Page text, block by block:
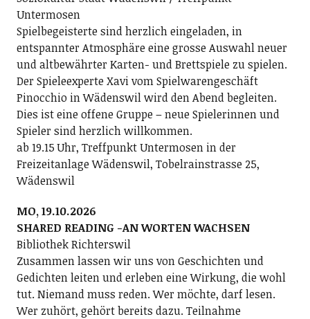
Untermosen
Spielbegeisterte sind herzlich eingeladen, in
entspannter Atmosphäre eine grosse Auswahl neuer
und altbewährter Karten- und Brettspiele zu spielen.
Der Spieleexperte Xavi vom Spielwarengeschäft
Pinocchio in Wädenswil wird den Abend begleiten.
Dies ist eine offene Gruppe – neue Spielerinnen und
Spieler sind herzlich willkommen.
ab 19.15 Uhr, Treffpunkt Untermosen in der
Freizeitanlage Wädenswil, Tobelrainstrasse 25,
Wädenswil
MO, 19.10.2026
SHARED READING -AN WORTEN WACHSEN
Bibliothek Richterswil
Zusammen lassen wir uns von Geschichten und
Gedichten leiten und erleben eine Wirkung, die wohl
tut. Niemand muss reden. Wer möchte, darf lesen.
Wer zuhört, gehört bereits dazu. Teilnahme